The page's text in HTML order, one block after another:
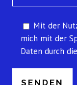
Mit der
mich mit der
Daten durch